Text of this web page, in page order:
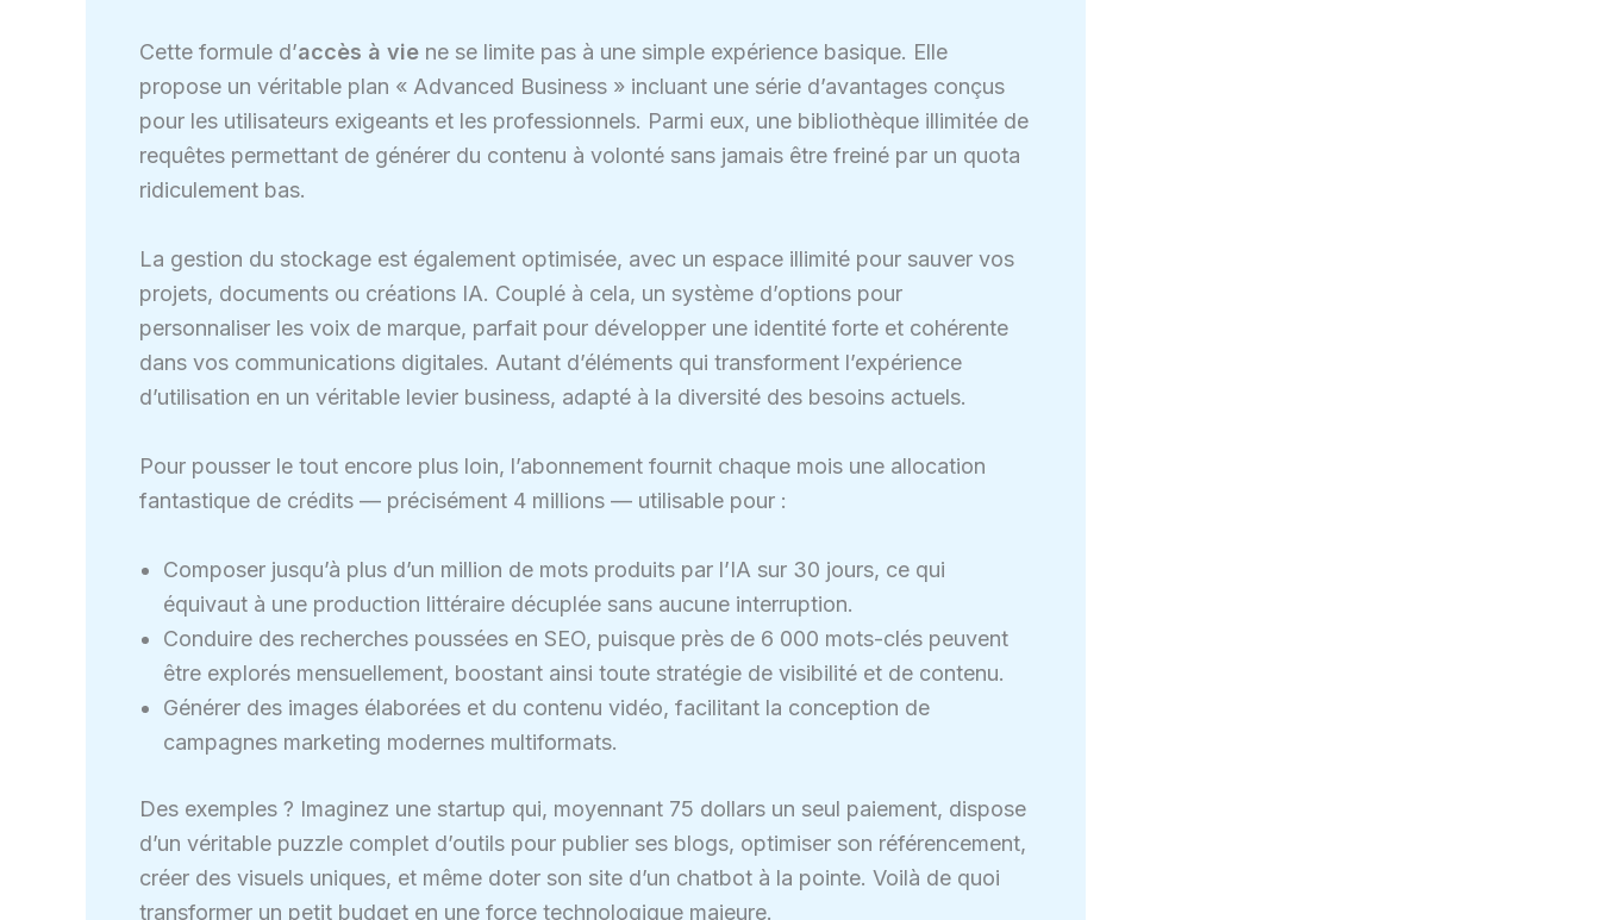
Cette formule d’accès à vie ne se limite pas à une simple expérience basique. Elle
propose un véritable plan « Advanced Business » incluant une série d’avantages conçus
pour les utilisateurs exigeants et les professionnels. Parmi eux, une bibliothèque illimitée de
requêtes permettant de générer du contenu à volonté sans jamais être freiné par un quota
ridiculement bas.
La gestion du stockage est également optimisée, avec un espace illimité pour sauver vos
projets, documents ou créations IA. Couplé à cela, un système d’options pour
personnaliser les voix de marque, parfait pour développer une identité forte et cohérente
dans vos communications digitales. Autant d’éléments qui transforment l’expérience
d’utilisation en un véritable levier business, adapté à la diversité des besoins actuels.
Pour pousser le tout encore plus loin, l’abonnement fournit chaque mois une allocation
fantastique de crédits — précisément 4 millions — utilisable pour :
Composer jusqu’à plus d’un million de mots produits par l’IA sur 30 jours, ce qui
équivaut à une production littéraire décuplée sans aucune interruption.
Conduire des recherches poussées en SEO, puisque près de 6 000 mots-clés peuvent
être explorés mensuellement, boostant ainsi toute stratégie de visibilité et de contenu.
Générer des images élaborées et du contenu vidéo, facilitant la conception de
campagnes marketing modernes multiformats.
Des exemples ? Imaginez une startup qui, moyennant 75 dollars un seul paiement, dispose
d’un véritable puzzle complet d’outils pour publier ses blogs, optimiser son référencement,
créer des visuels uniques, et même doter son site d’un chatbot à la pointe. Voilà de quoi
transformer un petit budget en une force technologique majeure.